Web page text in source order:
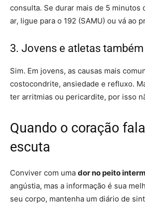
consulta. Se durar mais de 5 minutos
ar, ligue para o 192 (SAMU) ou vá ao
3. Jovens e atletas
Sim. Em jovens, as causas mais
costocondrite, ansiedade e refluxo.
ter arritmias ou pericardite, por isso
Quando o coração
escuta
Conviver com uma dor no peito
angústia, mas a informação é sua
seu corpo, mantenha um diário de